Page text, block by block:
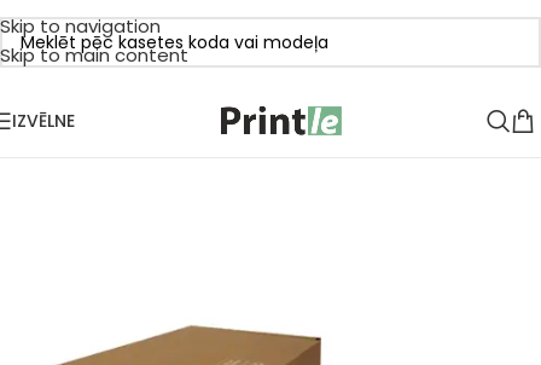
Skip to navigation
Skip to main content
IZVĒLNE